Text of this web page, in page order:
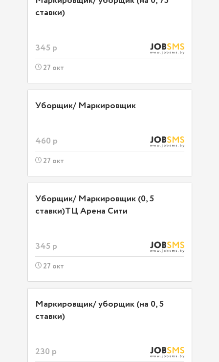
ставки)
345 р
27 окт
Уборщик/ Маркировщик
460 р
27 окт
Уборщик/ Маркировщик (0, 5
ставки)ТЦ Арена Сити
345 р
27 окт
Маркировщик/ уборщик (на 0, 5
ставки)
230 р